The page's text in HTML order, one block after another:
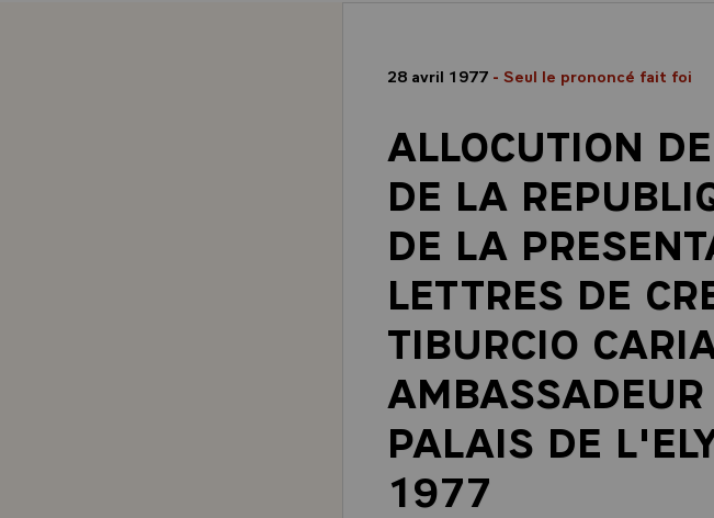
28 avril 1977 - Seul le prononcé fait foi
ALLOCUTION
DE LA
DE LA
LETTRES DE
TIBURCIO
PALAIS DE
1977